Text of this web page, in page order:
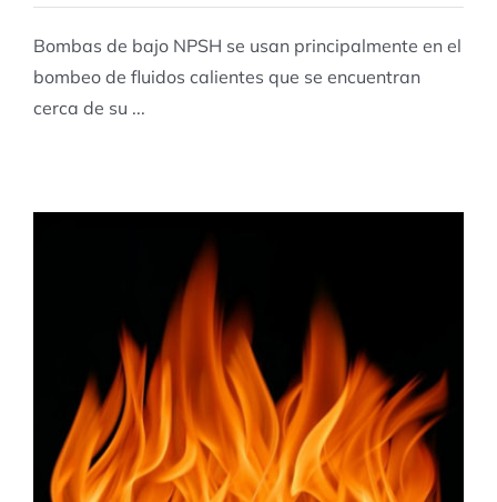
Bombas de bajo NPSH se usan principalmente en el
bombeo de fluidos calientes que se encuentran
cerca de su ...